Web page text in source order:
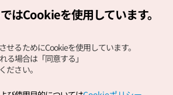
はCookieを使用しています。
せるためにCookieを使用しています。
る場合は「同意する」
ださい。